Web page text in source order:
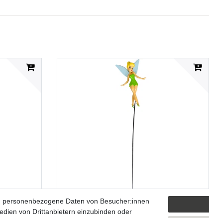
Daten von Besucher:innen
von Drittanbietern einzubinden oder